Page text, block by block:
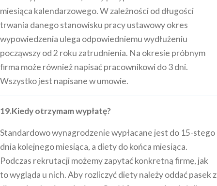
miesiąca kalendarzowego. W zależności od długości
trwania danego stanowisku pracy ustawowy okres
wypowiedzenia ulega odpowiedniemu wydłużeniu
począwszy od 2 roku zatrudnienia. Na okresie próbnym
firma może również napisać pracownikowi do 3 dni.
Wszystko jest napisane w umowie.
19.Kiedy otrzymam wypłatę?
Standardowo wynagrodzenie wypłacane jest do 15-stego
dnia kolejnego miesiąca, a diety do końca miesiąca.
Podczas rekrutacji możemy zapytać konkretną firmę, jak
to wygląda u nich. Aby rozliczyć diety należy oddać pasek z